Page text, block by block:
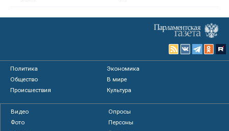
Политика
Экономика
Общество
В мире
Происшествия
Культура
Видео
Опросы
Фото
Персоны